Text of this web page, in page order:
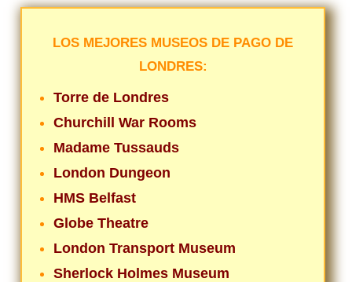
LOS MEJORES MUSEOS DE PAGO DE
LONDRES:
Torre de Londres
Churchill War Rooms
Madame Tussauds
London Dungeon
HMS Belfast
Globe Theatre
London Transport Museum
Sherlock Holmes Museum